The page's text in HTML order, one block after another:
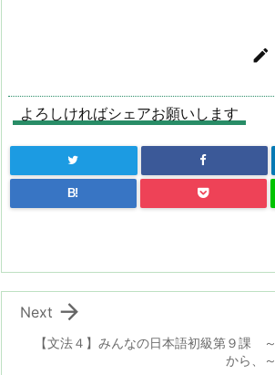

よろしければシェアお願いします
B!
【文法４】みんなの日本語初級第９課 ～
から、～

Next